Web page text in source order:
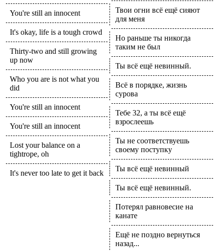
You're still an innocent
It's okay, life is a tough crowd
Thirty-two and still growing
up now
Who you are is not what you
did
You're still an innocent
You're still an innocent
Lost your balance on a
tightrope, oh
It's never too late to get it back
Твои огни всё ещё сияют
для меня
Но раньше ты никогда
таким не был
Ты всё ещё невинный.
Всё в порядке, жизнь
сурова
Тебе 32, а ты всё ещё
взрослеешь
Ты не соответствуешь
своему поступку
Ты всё ещё невинный
Ты всё ещё невинный.
Потерял равновесие на
канате
Ещё не поздно вернуться
назад...